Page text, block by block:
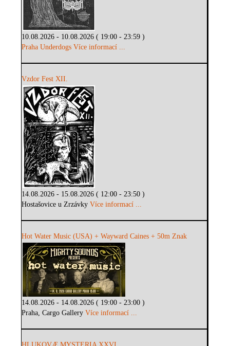
10.08.2026 - 10.08.2026 ( 19:00 - 23:59 )
Praha Underdogs Více informací ...
Vzdor Fest XII.
14.08.2026 - 15.08.2026 ( 12:00 - 23:50 )
Hostašovice u ZrzávkyVíce informací ...
Hot Water Music (USA) + Wayward Caines + 50m Znak
14.08.2026 - 14.08.2026 ( 19:00 - 23:00 )
Praha, Cargo GalleryVíce informací ...